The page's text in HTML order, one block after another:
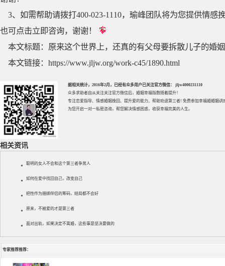
3、如需帮助请拨打400-023-1110，瑜峰团队将为您提供情
也可点击立即咨询，谢谢！
本文标题： 原来这个世界上，还真的有父母要拆散儿子的婚姻
本文链接： https://www.jljw.org/work-c45/1890.html
据相关统计，2016年2月，已经有众多用户已关注官方微信： jljw4000231110
众多求助者自从关注关注官方微信后，婚姻幸福指数随着提升！
专注恋爱指导、 情感婚姻挽回 、提升爱的能力、帮助劝退第三者! 免费参加幸福婚婚姻讲
为您开启一对一私密咨询，帮您解决情感困惑，收获幸福完美的人生。
相关资讯
聪明的女人不会和这个第三者争男人
如何在爱中找回自己，改变自己
把性作为捆绑伴侣的筹码，结局都不会好
原来，不被爱的才是第三者
面对出轨，如果决定不离婚，这些事是坚决要做的
专家推荐推荐：